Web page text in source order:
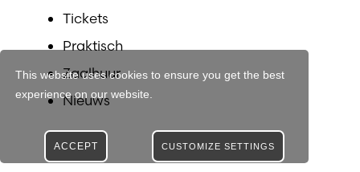
This website uses cookies to ensure you get the best
experience on our website.
CUSTOMIZE SETTINGS
ACCEPT
Tickets
Praktisch
Zaalhuur
Nieuws